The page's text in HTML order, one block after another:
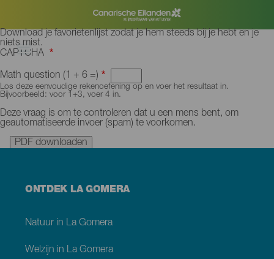
de
inhoud
gaan
De
favorieten
downloaden
PDF
Download je favorietenlijst zodat je hem steeds bij je hebt en je
niets mist.
CAPTCHA
Math question (1 + 6 =)
Los deze eenvoudige rekenoefening op en voer het resultaat in.
Bijvoorbeeld: voor 1+3, voer 4 in.
Deze vraag is om te controleren dat u een mens bent, om
geautomatiseerde invoer (spam) te voorkomen.
Menú
Gomera
ONTDEK LA GOMERA
Natuur in La Gomera
Welzijn in La Gomera